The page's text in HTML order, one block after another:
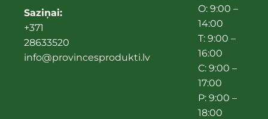
Saziņai:
+371
28633520
info@provincesprodukti.lv
O: 9:00 –
14:00
T: 9:00 –
16:00
C: 9:00 –
17:00
P: 9:00 –
18:00